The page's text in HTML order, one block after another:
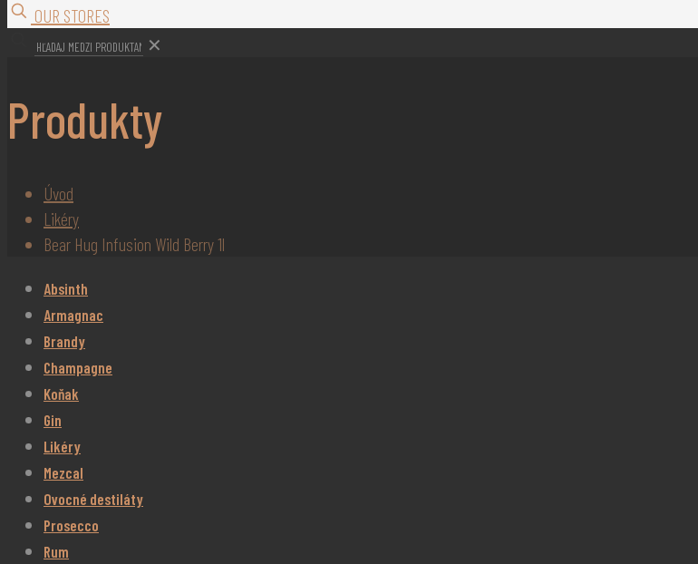
OUR STORES
✕
Produkty
Úvod
Likéry
Bear Hug Infusion Wild Berry 1l
Absinth
Armagnac
Brandy
Champagne
Koňak
Gin
Likéry
Mezcal
Ovocné destiláty
Prosecco
Rum